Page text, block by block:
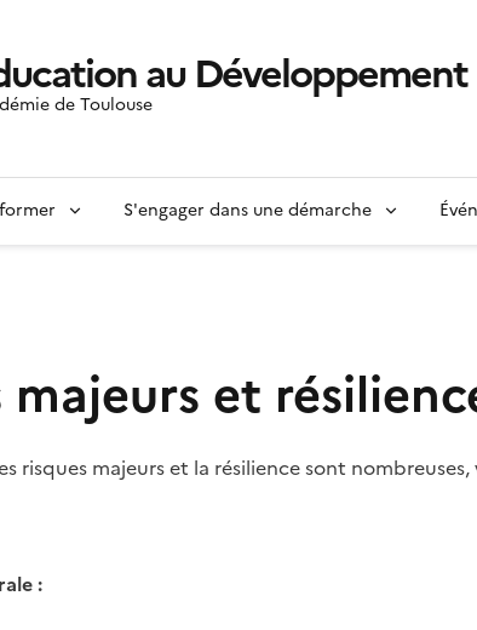
au
de Toulouse
S'engager dans une démarche
majeurs et
risques majeurs et la résilience sont
: